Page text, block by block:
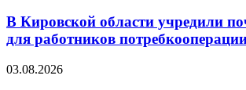
В Кировской области учредили
для работников
03.08.2026